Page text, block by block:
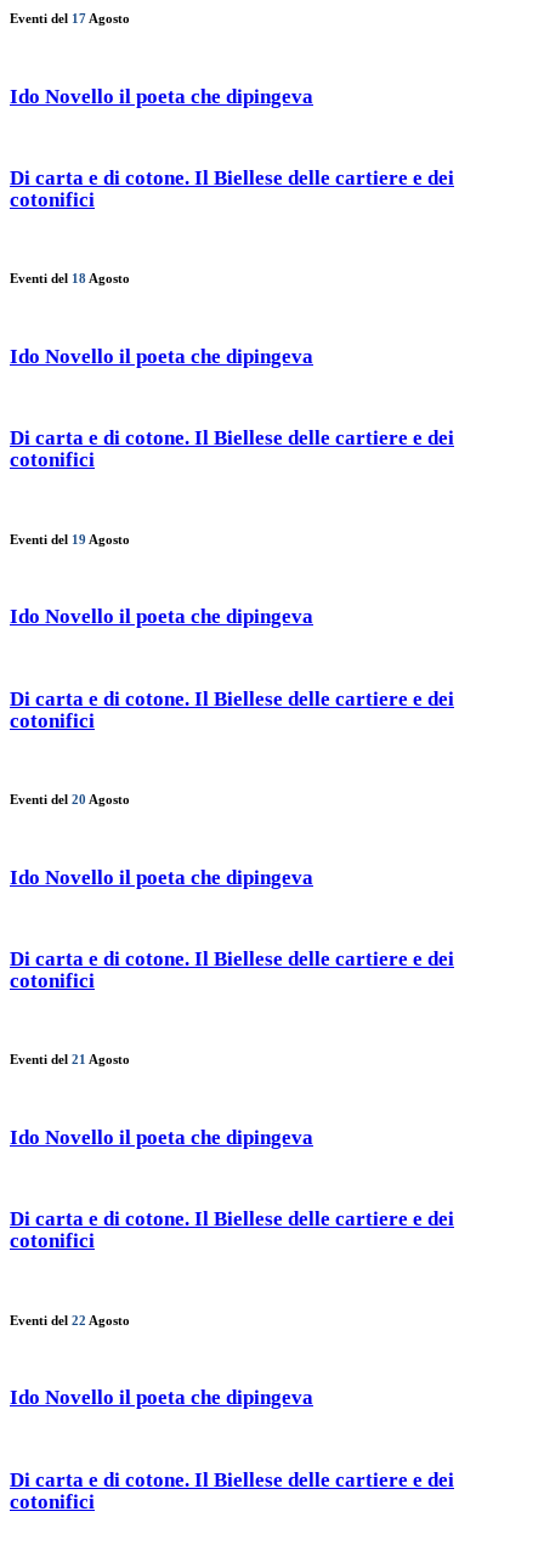
Eventi del 17 Agosto
Ido Novello il poeta che dipingeva
Di carta e di cotone. Il Biellese delle cartiere e dei
cotonifici
Eventi del 18 Agosto
Ido Novello il poeta che dipingeva
Di carta e di cotone. Il Biellese delle cartiere e dei
cotonifici
Eventi del 19 Agosto
Ido Novello il poeta che dipingeva
Di carta e di cotone. Il Biellese delle cartiere e dei
cotonifici
Eventi del 20 Agosto
Ido Novello il poeta che dipingeva
Di carta e di cotone. Il Biellese delle cartiere e dei
cotonifici
Eventi del 21 Agosto
Ido Novello il poeta che dipingeva
Di carta e di cotone. Il Biellese delle cartiere e dei
cotonifici
Eventi del 22 Agosto
Ido Novello il poeta che dipingeva
Di carta e di cotone. Il Biellese delle cartiere e dei
cotonifici